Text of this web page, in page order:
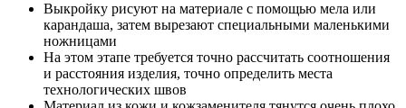
Выкройку рисуют на материале с помощью мела или
карандаша, затем вырезают специальными маленькими
ножницами
На этом этапе требуется точно рассчитать соотношения
и расстояния изделия, точно определить места
технологических швов